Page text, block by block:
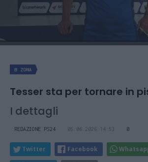
B ZONA
Tesser sta per tornare in
I dettagli
REDAZIONE PS24 05.06.2026 14:53 0
Twitter Facebook